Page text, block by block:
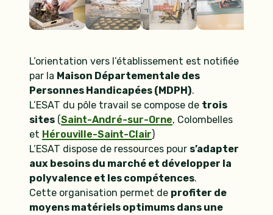
L’orientation vers l’établissement est notifiée
par la Maison Départementale des
Personnes Handicapées (MDPH).
L’ESAT du pôle travail se compose de trois
sites (Saint-André-sur-Orne, Colombelles
et Hérouville-Saint-Clair)
L’ESAT dispose de ressources pour s’adapter
aux besoins du marché et développer la
polyvalence et les compétences.
Cette organisation permet de profiter de
moyens matériels optimums dans une